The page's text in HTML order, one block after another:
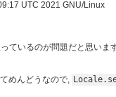
UTC 2021 GNU/Linux
ているのが問題だと思いま
めんどうなので,